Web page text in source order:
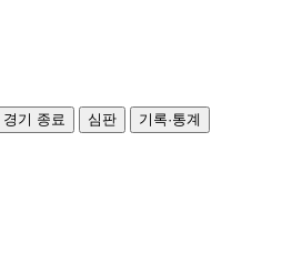
경기 종료 심판 기록·통계